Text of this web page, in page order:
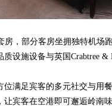
房，部分客房坐拥独特机
设施设备与英国Crabtree
满足宾客的多元社交与用
宾客在空港即可邂逅岭南